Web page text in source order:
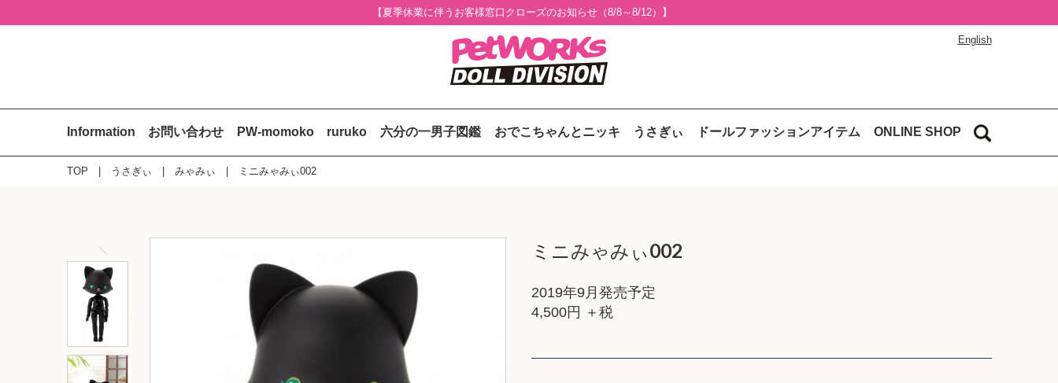
【夏季休業に伴うお客様窓口クローズのお知らせ（8/8～8/12）】
English
Information お問い合わせ PW-momoko ruruko 六分の一男子図鑑 おでこちゃんとニッキ うさぎぃ ドールファッションアイテム ONLINE SHOP
TOP うさぎぃ みゃみぃ ミニみゃみぃ002
ミニみゃみぃ002
2019年9月発売予定
4,500円 ＋税